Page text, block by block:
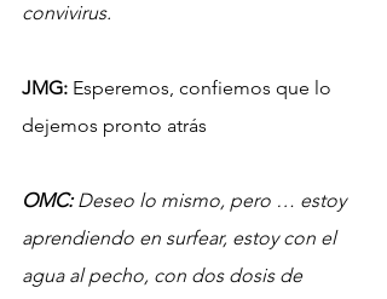
convivirus.
JMG: Esperemos, confiemos que lo
dejemos pronto atrás
OMC: Deseo lo mismo, pero … estoy
aprendiendo en surfear, estoy con el
agua al pecho, con dos dosis de